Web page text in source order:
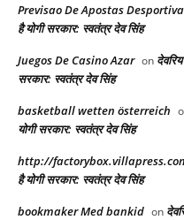
Previsao De Apostas
है योगी सरकार: स्वतंत्र देव सिंह
Juegos De Casino Azar on
सरकार: स्वतंत्र देव सिंह
basketball wetten österreich
योगी सरकार: स्वतंत्र देव सिंह
http://
है योगी सरकार: स्वतंत्र देव सिंह
bookmaker Med bankid on